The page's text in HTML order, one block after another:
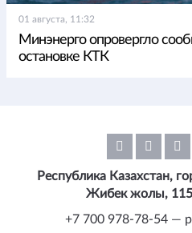
01 августа, 11:32
Минэнерго опровергло
остановке КТК
Республика Казахстан,
Жибек жолы,
+7 700 978-78-54 —